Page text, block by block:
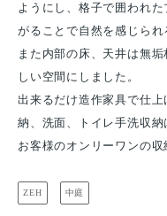
ようにし、格子で囲われ
がることで自然を感じられ
また内部の床、天井は無
しい空間にしました。
出来るだけ造作家具で仕
納、洗面、トイレ手洗収
お客様のオンリーワンの収
ZEH 中庭